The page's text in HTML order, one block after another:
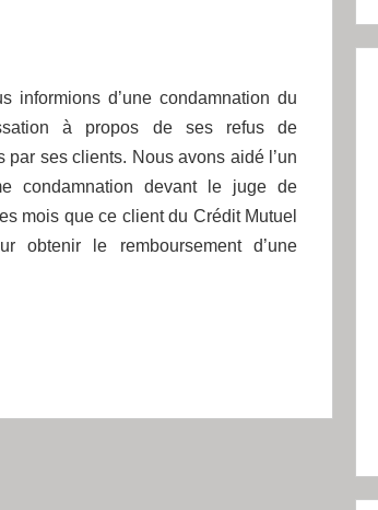
d’une condamnation du
à propos de ses refus de
par ses clients. Nous avons aidé l’un
condamnation devant le juge de
mois que ce client du Crédit Mutuel
obtenir le remboursement d’une